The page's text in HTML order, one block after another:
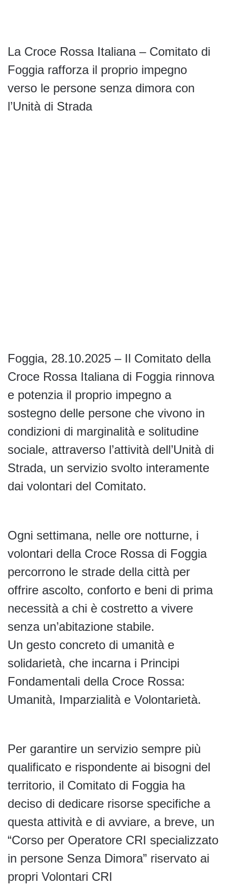
La Croce Rossa Italiana – Comitato di
Foggia rafforza il proprio impegno
verso le persone senza dimora con
l’Unità di Strada
Foggia, 28.10.2025 – Il Comitato della
Croce Rossa Italiana di Foggia rinnova
e potenzia il proprio impegno a
sostegno delle persone che vivono in
condizioni di marginalità e solitudine
sociale, attraverso l’attività dell’Unità di
Strada, un servizio svolto interamente
dai volontari del Comitato.
Ogni settimana, nelle ore notturne, i
volontari della Croce Rossa di Foggia
percorrono le strade della città per
offrire ascolto, conforto e beni di prima
necessità a chi è costretto a vivere
senza un’abitazione stabile.
Un gesto concreto di umanità e
solidarietà, che incarna i Principi
Fondamentali della Croce Rossa:
Umanità, Imparzialità e Volontarietà.
Per garantire un servizio sempre più
qualificato e rispondente ai bisogni del
territorio, il Comitato di Foggia ha
deciso di dedicare risorse specifiche a
questa attività e di avviare, a breve, un
“Corso per Operatore CRI specializzato
in persone Senza Dimora” riservato ai
propri Volontari CRI